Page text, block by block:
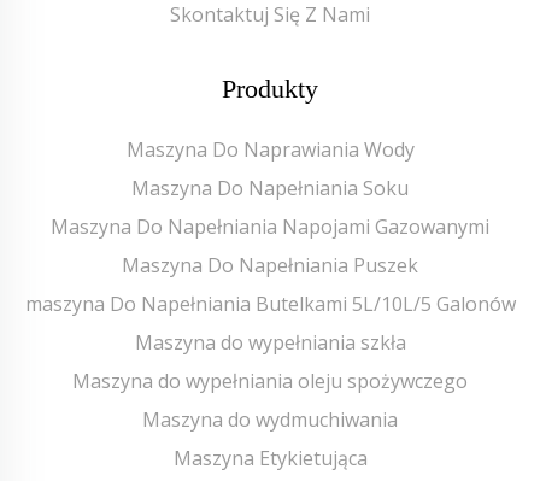
Skontaktuj Się Z Nami
Produkty
Maszyna Do Naprawiania Wody
Maszyna Do Napełniania Soku
Maszyna Do Napełniania Napojami Gazowanymi
Maszyna Do Napełniania Puszek
maszyna Do Napełniania Butelkami 5L/10L/5 Galonów
Maszyna do wypełniania szkła
Maszyna do wypełniania oleju spożywczego
Maszyna do wydmuchiwania
Maszyna Etykietująca